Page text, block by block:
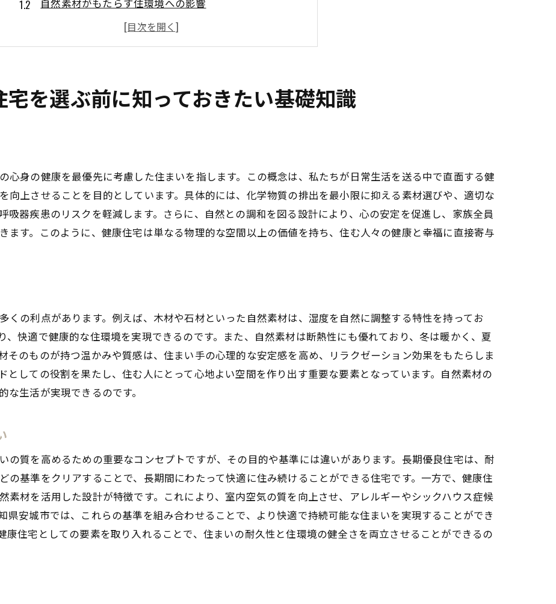
長期優良住宅の基準と健康住宅の違い
安城市での土地選びと法的規制
維持管理のしやすさとコストパフォーマンス
自然素材を活用した健康住宅の魅力を安城市で体感する方法
安城市でおすすめの自然素材を使った住宅
健康住宅の体験イベントとその参加方法
現地での自然素材住宅見学ツアー
自然素材の選び方とプロのアドバイス
エコロジカルな設計がもたらす省エネ効果
住環境の質を高める空調システムの導入
資産価値の維持と長期的メリット
安城市における実例とその評価
安城市で理想の健康住宅を手に入れるためのポイント
地域特性を活かしたデザイン戦略
予算内で健康住宅を実現する工夫
家族構成に応じた最適な間取り
購入後のアフターサービスと保証
を選ぶ前に知っておきたい基礎知識
心身の健康を最優先に考慮した住まいを指します。この概念は、私たちが日常生活を送る中で直面する健
向上させることを目的としています。具体的には、化学物質の排出を最小限に抑える素材選びや、適切な
吸器疾患のリスクを軽減します。さらに、自然との調和を図る設計により、心の安定を促進し、家族全員
ます。このように、健康住宅は単なる物理的な空間以上の価値を持ち、住む人々の健康と幸福に直接寄与
くの利点があります。例えば、木材や石材といった自然素材は、湿度を自然に調整する特性を持ってお
、快適で健康的な住環境を実現できるのです。また、自然素材は断熱性にも優れており、冬は暖かく、夏
そのものが持つ温かみや質感は、住まい手の心理的な安定感を高め、リラクゼーション効果をもたらしま
としての役割を果たし、住む人にとって心地よい空間を作り出す重要な要素となっています。自然素材の
生活が実現できるのです。
の質を高めるための重要なコンセプトですが、その目的や基準には違いがあります。長期優良住宅は、耐
の基準をクリアすることで、長期間にわたって快適に住み続けることができる住宅です。一方で、健康住
素材を活用した設計が特徴です。これにより、室内空気の質を向上させ、アレルギーやシックハウス症候
県安城市では、これらの基準を組み合わせることで、より快適で持続可能な住まいを実現することができ
康住宅としての要素を取り入れることで、住まいの耐久性と住環境の健全さを両立させることができるの